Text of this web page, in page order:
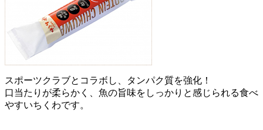
スポーツクラブとコラボし、タンパク質を強化！
口当たりが柔らかく、魚の旨味をしっかりと感じられる食べ
やすいちくわです。